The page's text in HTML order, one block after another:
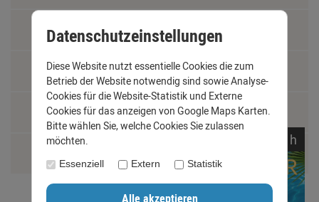
Fachbegriffe
Jobs
Montage und Installationshilfen
h
Datenschutzeinstellungen
Diese Website nutzt essentielle Cookies die zum
Betrieb der Website notwendig sind sowie Analyse-
Cookies für die Website-Statistik und Externe
Cookies für das anzeigen von Google Maps Karten.
Bitte wählen Sie, welche Cookies Sie zulassen
möchten.
Essenziell Extern Statistik